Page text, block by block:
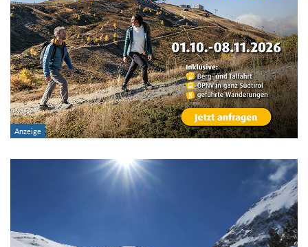
Region:
Gebirge:
Art der Tour:
Schwierigkeitsgrad: